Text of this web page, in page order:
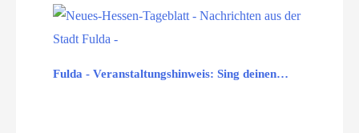
Fulda - Veranstaltungshinweis: Sing deinen…